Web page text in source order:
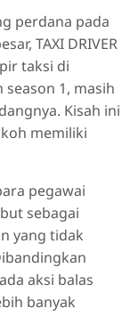
perdana pada
TAXI DRIVER
taksi di
season 1, masih
Kisah ini
memiliki
pegawai
sebagai
yang tidak
aksi balas
banyak